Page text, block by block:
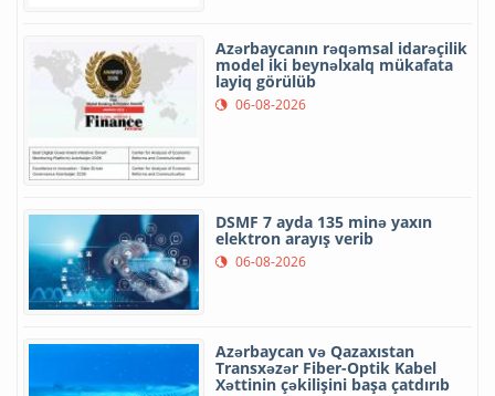
Azərbaycanın rəqəmsal idarəçilik
model iki beynəlxalq mükafata
layiq görülüb
06-08-2026
DSMF 7 ayda 135 minə yaxın
elektron arayış verib
06-08-2026
Azərbaycan və Qazaxıstan
Transxəzər Fiber-Optik Kabel
Xəttinin çəkilişini başa çatdırıb